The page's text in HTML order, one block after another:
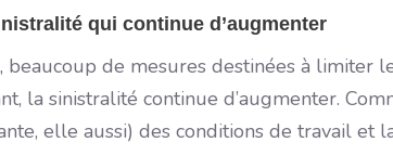
qui continue d’augmenter
beaucoup de mesures destinées à limiter
la sinistralité continue d’augmenter.
elle aussi) des conditions de travail et